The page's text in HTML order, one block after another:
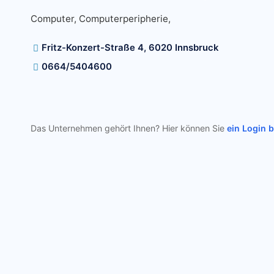
Computer, Computerperipherie,
Fritz-Konzert-Straße 4, 6020 Innsbruck
0664/5404600
Das Unternehmen gehört Ihnen? Hier können Sie ein Login